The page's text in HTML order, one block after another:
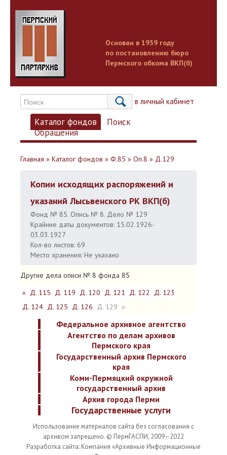
Основан в 1939 году
по постановлению бюро
Пермского обкома ВКП(б)
Вход в личный кабинет
Каталог фондов
Поиск
Обращения
Главная » Каталог фондов » Ф.85 » Оп.8 » Д.129
Копии исходящих распоряжений и
указаний Лысьвенского РК ВКП(б)
Фонд № 85. Опись № 8. Дело № 129
Крайние даты документов: 15.02.1926-
03.03.1927
Кол-во листов: 69
Место хранения: Не указано
Другие дела описи № 8 фонда 85
« Д. 115 Д. 119 Д. 120 Д. 121 Д. 122
Д. 123
Д. 124 Д. 125 Д. 126 Д. 129 »
Федеральное архивное агентство
Агентство по делам архивов
Пермского края
Государственный архив Пермского
края
Коми-Пермяцкий окружной
государственный архив
Архив города Перми
Государственные услуги
Использование материалов сайта без согласования с
архивом запрещено. © ПермГАСПИ, 2009–2022
Разработка сайта: Компания «Архивные Информационные